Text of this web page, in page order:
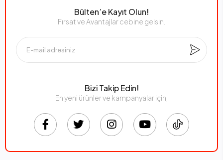
Bülten’e Kayıt Olun!
Fırsat ve Avantajlar cebine gelsin.
Bizi Takip Edin!
En yeni ürünler ve kampanyalar için,